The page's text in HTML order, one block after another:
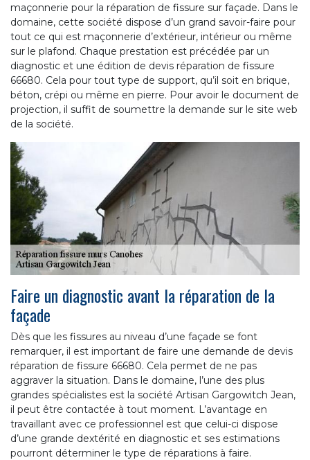
maçonnerie pour la réparation de fissure sur façade. Dans le
domaine, cette société dispose d’un grand savoir-faire pour
tout ce qui est maçonnerie d’extérieur, intérieur ou même
sur le plafond. Chaque prestation est précédée par un
diagnostic et une édition de devis réparation de fissure
66680. Cela pour tout type de support, qu’il soit en brique,
béton, crépi ou même en pierre. Pour avoir le document de
projection, il suffit de soumettre la demande sur le site web
de la société.
Faire un diagnostic avant la réparation de la
façade
Dès que les fissures au niveau d’une façade se font
remarquer, il est important de faire une demande de devis
réparation de fissure 66680. Cela permet de ne pas
aggraver la situation. Dans le domaine, l’une des plus
grandes spécialistes est la société Artisan Gargowitch Jean,
il peut être contactée à tout moment. L’avantage en
travaillant avec ce professionnel est que celui-ci dispose
d’une grande dextérité en diagnostic et ses estimations
pourront déterminer le type de réparations à faire.